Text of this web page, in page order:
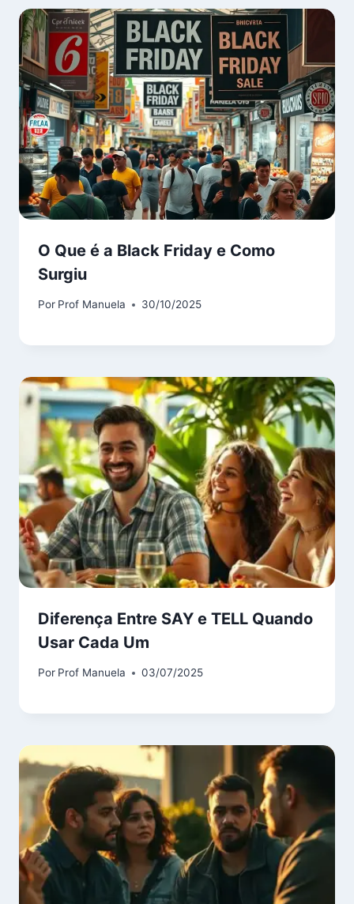
O Que é a Black Friday e Como
Surgiu
Por Prof Manuela 30/10/2025
Diferença Entre SAY e TELL Quando
Usar Cada Um
Por Prof Manuela 03/07/2025